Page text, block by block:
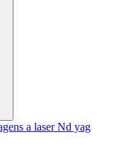
a laser Nd yag